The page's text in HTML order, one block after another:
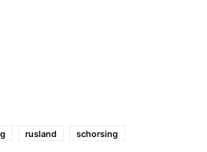
rusland schorsing